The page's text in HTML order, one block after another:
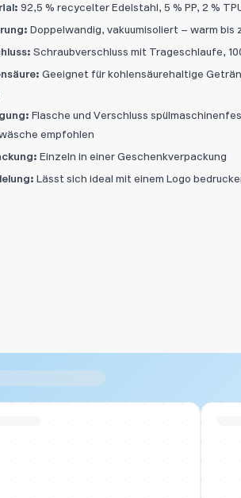
92,5 % recycelter Edelstahl, 5 % PP, 2 %
Doppelwandig, vakuumisoliert – warm bis
Schraubverschluss mit Trageschlaufe,
Geeignet für kohlensäurehaltige
Flasche und Verschluss
empfohlen
Einzeln in einer Geschenkverpackung
Lässt sich ideal mit einem Logo